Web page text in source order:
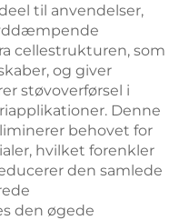
til anvendelser,
cellestrukturen, som
og giver
støvoverførsel i
Denne
behovet for
hvilket forenkler
den samlede
den øgede